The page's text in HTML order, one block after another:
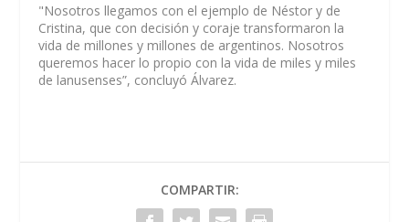
"Nosotros llegamos con el ejemplo de Néstor y de
Cristina, que con decisión y coraje transformaron la
vida de millones y millones de argentinos. Nosotros
queremos hacer lo propio con la vida de miles y miles
de lanusenses”, concluyó Álvarez.
COMPARTIR: